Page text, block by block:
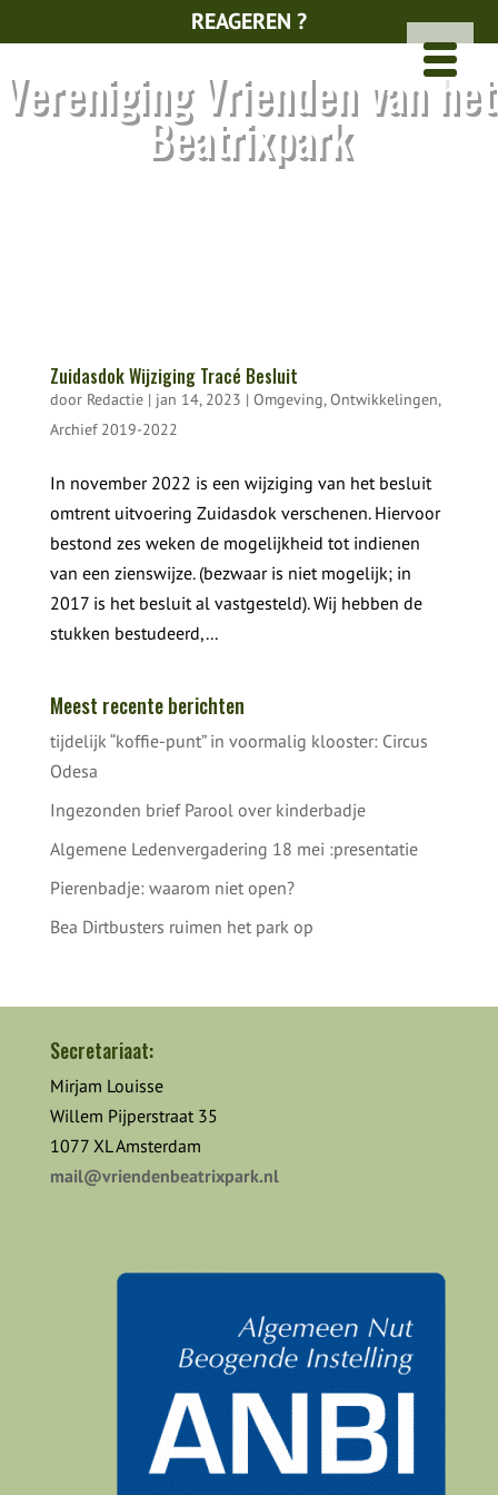
REAGEREN ?
Vereniging Vrienden van het
Beatrixpark
Zuidasdok Wijziging Tracé Besluit
door Redactie| jan 14, 2023 | Omgeving,Ontwikkelingen,
Archief 2019-2022
In november 2022 is een wijziging van het besluit
omtrent uitvoering Zuidasdok verschenen. Hiervoor
bestond zes weken de mogelijkheid tot indienen
van een zienswijze. (bezwaar is niet mogelijk; in
2017 is het besluit al vastgesteld). Wij hebben de
stukken bestudeerd,...
Meest recente berichten
tijdelijk “koffie-punt” in voormalig klooster: Circus
Odesa
Ingezonden brief Parool over kinderbadje
Algemene Ledenvergadering 18 mei :presentatie
Pierenbadje: waarom niet open?
Bea Dirtbusters ruimen het park op
Secretariaat:
Mirjam Louisse
Willem Pijperstraat 35
1077 XL Amsterdam
mail@vriendenbeatrixpark.nl